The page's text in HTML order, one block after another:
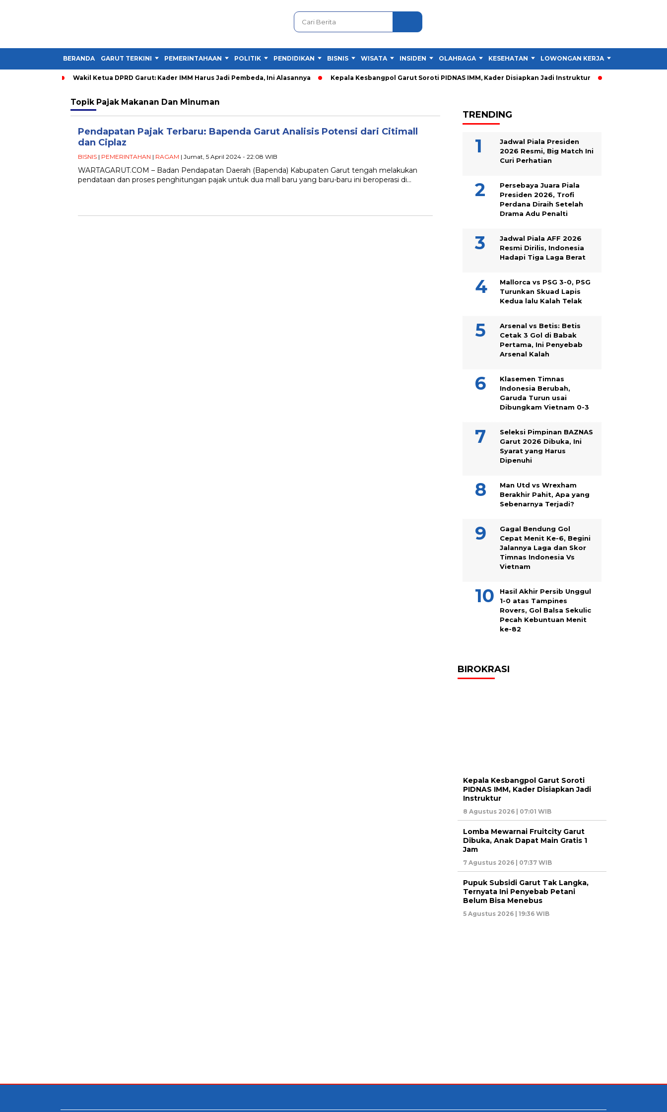
BERANDA GARUT TERKINI PEMERINTAHAAN POLITIK PENDIDIKAN BISNIS WISATA INSIDEN OLAHRAGA KESEHATAN LOWONGAN KERJA
Wakil Ketua DPRD Garut: Kader IMM Harus Jadi Pembeda, Ini Alasannya Kepala Kesbangpol Garut Soroti PIDNAS IMM, Kader Disiapkan Jadi Instruktur
Topik Pajak Makanan Dan Minuman
Pendapatan Pajak Terbaru: Bapenda Garut Analisis Potensi dari Citimall
dan Ciplaz
BISNIS | PEMERINTAHAN | RAGAM | Jumat, 5 April 2024 - 22:08 WIB
WARTAGARUT.COM – Badan Pendapatan Daerah (Bapenda) Kabupaten Garut tengah melakukan
pendataan dan proses penghitungan pajak untuk dua mall baru yang baru-baru ini beroperasi di…
TRENDING
Jadwal Piala Presiden
2026 Resmi, Big Match Ini
Curi Perhatian
Persebaya Juara Piala
Presiden 2026, Trofi
Perdana Diraih Setelah
Drama Adu Penalti
Jadwal Piala AFF 2026
Resmi Dirilis, Indonesia
Hadapi Tiga Laga Berat
Mallorca vs PSG 3-0, PSG
Turunkan Skuad Lapis
Kedua lalu Kalah Telak
Arsenal vs Betis: Betis
Cetak 3 Gol di Babak
Pertama, Ini Penyebab
Arsenal Kalah
Klasemen Timnas
Indonesia Berubah,
Garuda Turun usai
Dibungkam Vietnam 0-3
Seleksi Pimpinan BAZNAS
Garut 2026 Dibuka, Ini
Syarat yang Harus
Dipenuhi
Man Utd vs Wrexham
Berakhir Pahit, Apa yang
Sebenarnya Terjadi?
Gagal Bendung Gol
Cepat Menit Ke-6, Begini
Jalannya Laga dan Skor
Timnas Indonesia Vs
Vietnam
Hasil Akhir Persib Unggul
1-0 atas Tampines
Rovers, Gol Balsa Sekulic
Pecah Kebuntuan Menit
ke-82
BIROKRASI
Kepala Kesbangpol Garut Soroti
PIDNAS IMM, Kader Disiapkan Jadi
Instruktur
8 Agustus 2026 | 07:01 WIB
Lomba Mewarnai Fruitcity Garut
Dibuka, Anak Dapat Main Gratis 1
Jam
7 Agustus 2026 | 07:37 WIB
Pupuk Subsidi Garut Tak Langka,
Ternyata Ini Penyebab Petani
Belum Bisa Menebus
5 Agustus 2026 | 19:36 WIB